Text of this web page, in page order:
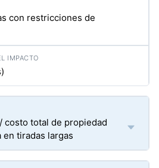
con restricciones de
costo total de propiedad
tiradas largas